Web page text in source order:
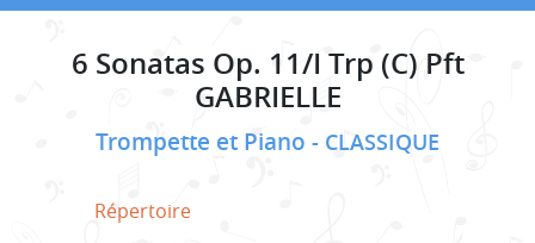
6 Sonatas Op. 11/I Trp (C) Pft
GABRIELLE
Trompette et Piano CLASSIQUE
Répertoire